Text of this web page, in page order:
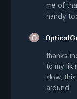
me of
handy
thanks
to my
slow,
around